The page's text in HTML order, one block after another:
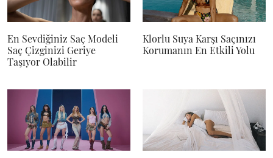
En Sevdiğiniz Saç Modeli
Saç Çizginizi Geriye
Taşıyor Olabilir
Klorlu Suya Karşı Saçınızı
Korumanın En Etkili Yolu